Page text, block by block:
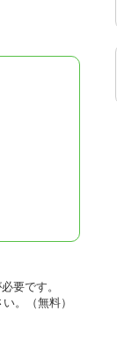
要です。
。（無料）